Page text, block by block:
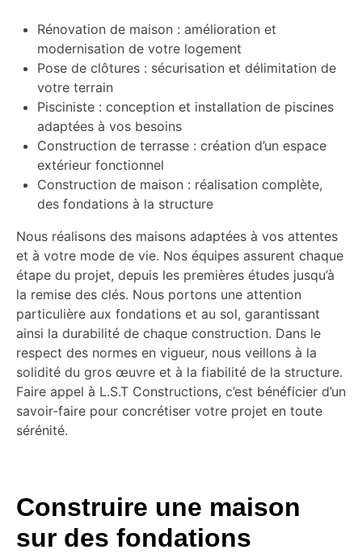
Rénovation de maison : amélioration et
modernisation de votre logement
Pose de clôtures : sécurisation et délimitation de
votre terrain
Pisciniste : conception et installation de piscines
adaptées à vos besoins
Construction de terrasse : création d’un espace
extérieur fonctionnel
Construction de maison : réalisation complète,
des fondations à la structure
Nous réalisons des maisons adaptées à vos attentes
et à votre mode de vie. Nos équipes assurent chaque
étape du projet, depuis les premières études jusqu’à
la remise des clés. Nous portons une attention
particulière aux fondations et au sol, garantissant
ainsi la durabilité de chaque construction. Dans le
respect des normes en vigueur, nous veillons à la
solidité du gros œuvre et à la fiabilité de la structure.
Faire appel à L.S.T Constructions, c’est bénéficier d’un
savoir-faire pour concrétiser votre projet en toute
sérénité.
Construire une maison
sur des fondations